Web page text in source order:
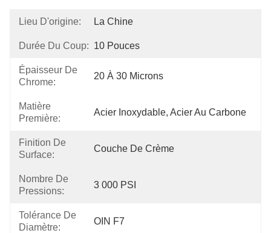
Lieu D'origine: La Chine
Durée Du Coup: 10 Pouces
Épaisseur De
Chrome:
20 À 30 Microns
Matière
Première:
Acier Inoxydable, Acier Au Carbone
Finition De
Surface:
Couche De Crème
Nombre De
Pressions:
3 000 PSI
Tolérance De
Diamètre:
OIN F7